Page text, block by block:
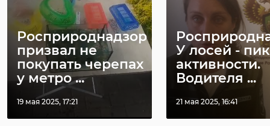
Росприроднадзор
призвал не
покупать черепах
у метро ...
19 мая 2025, 17:21
У лосей - пик
активности.
Водителя ...
21 мая 2025, 16:41